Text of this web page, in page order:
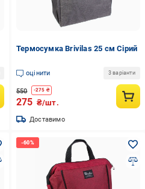
Термосумка Brivilas 25 см Сірий
оцінити 3 варіанти
550 -275 ₴
275 ₴/шт.
Доставимо